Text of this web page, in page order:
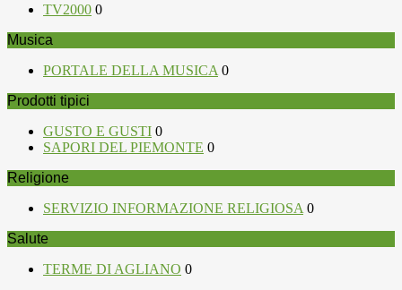
TV2000 0
Musica
PORTALE DELLA MUSICA 0
Prodotti tipici
GUSTO E GUSTI 0
SAPORI DEL PIEMONTE 0
Religione
SERVIZIO INFORMAZIONE RELIGIOSA 0
Salute
TERME DI AGLIANO 0